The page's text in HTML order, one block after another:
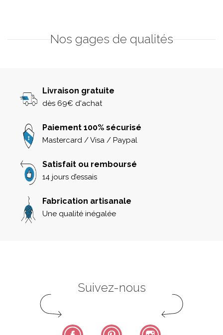
Nos gages de qualités
Livraison gratuite
dès 69€ d'achat
Paiement 100% sécurisé
Mastercard / Visa / Paypal
Satisfait ou remboursé
14 jours d’essais
Fabrication artisanale
Une qualité inégalée
Suivez-nous
Facebook Pinterest